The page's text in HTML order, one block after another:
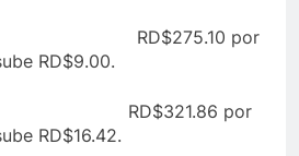
RD$275.10 por
por